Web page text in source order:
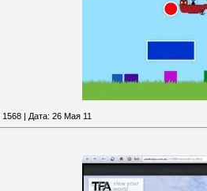
1568 | Дата: 26 Мая 11